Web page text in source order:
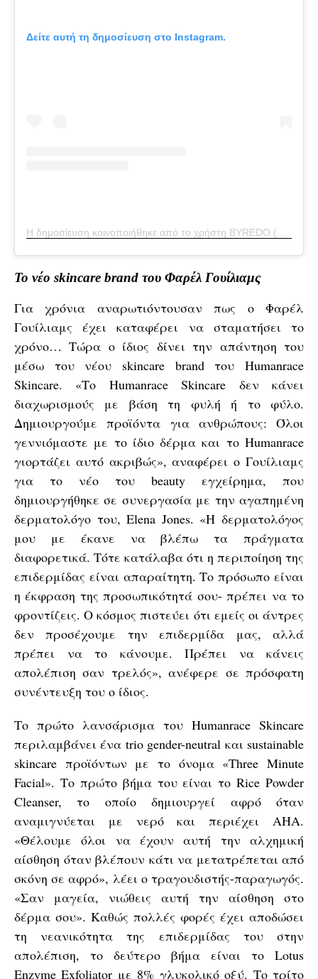
Δείτε αυτή τη δημοσίευση στο Instagram.
Το νέο skincare brand του Φαρέλ Γουίλιαμς
Για χρόνια αναρωτιόντουσαν πως ο Φαρέλ
Γουίλιαμς έχει καταφέρει να σταματήσει το
χρόνο… Τώρα ο ίδιος δίνει την απάντηση του
μέσω του νέου skincare brand του Humanrace
Skincare. «Το Humanrace Skincare δεν κάνει
διαχωρισμούς με βάση τη φυλή ή το φύλο.
Δημιουργούμε προϊόντα για ανθρώπους: Όλοι
γεννιόμαστε με το ίδιο δέρμα και το Humanrace
γιορτάζει αυτό ακριβώς», αναφέρει ο Γουίλιαμς
για το νέο του beauty εγχείρημα, που
δημιουργήθηκε σε συνεργασία με την αγαπημένη
δερματολόγο του, Elena Jones. «Η δερματολόγος
μου με έκανε να βλέπω τα πράγματα
διαφορετικά. Τότε κατάλαβα ότι η περιποίηση της
επιδερμίδας είναι απαραίτητη. Το πρόσωπο είναι
η έκφραση της προσωπικότητά σου- πρέπει να το
φροντίζεις. Ο κόσμος πιστεύει ότι εμείς οι άντρες
δεν προσέχουμε την επιδερμίδα μας, αλλά
πρέπει να το κάνουμε. Πρέπει να κάνεις
απολέπιση σαν τρελός», ανέφερε σε πρόσφατη
συνέντευξη του ο ίδιος.
Το πρώτο λανσάρισμα του Humanrace Skincare
περιλαμβάνει ένα trio gender-neutral και sustainable
skincare προϊόντων με το όνομα «Three Minute
Facial». Το πρώτο βήμα του είναι το Rice Powder
Cleanser, το οποίο δημιουργεί αφρό όταν
αναμιγνύεται με νερό και περιέχει AHA.
«Θέλουμε όλοι να έχουν αυτή την αλχημική
αίσθηση όταν βλέπουν κάτι να μετατρέπεται από
σκόνη σε αφρό», λέει ο τραγουδιστής-παραγωγός.
«Σαν μαγεία, νιώθεις αυτή την αίσθηση στο
δέρμα σου». Καθώς πολλές φορές έχει αποδώσει
τη νεανικότητα της επιδερμίδας του στην
απολέπιση, το δεύτερο βήμα είναι το Lotus
Enzyme Exfoliator με 8% γλυκολικό οξύ. Το τρίτο